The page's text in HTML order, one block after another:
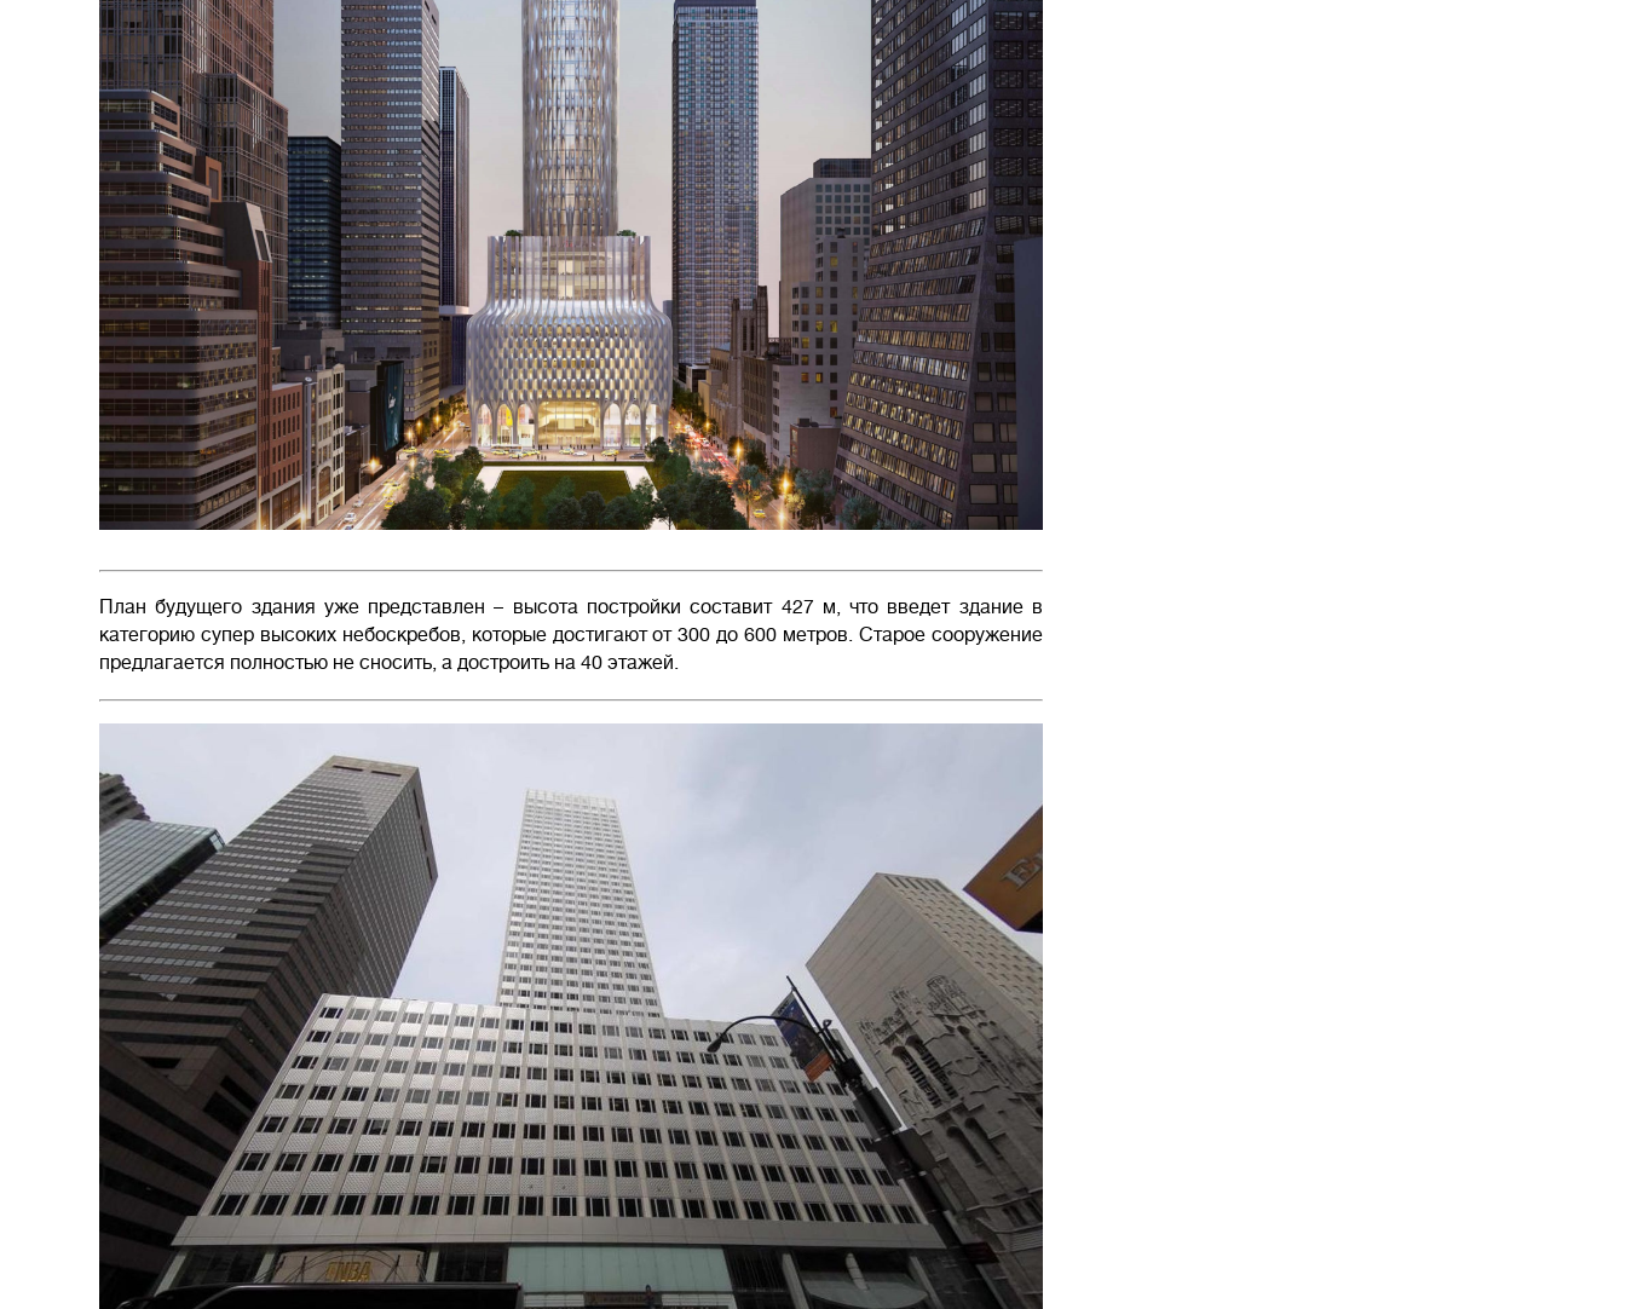
План будущего здания уже представлен – высота постройки составит 427 м, что введет здание в
категорию супер высоких небоскребов, которые достигают от 300 до 600 метров. Старое сооружение
предлагается полностью не сносить, а достроить на 40 этажей.